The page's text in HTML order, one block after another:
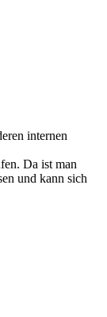
internen
Da ist man
und kann sich